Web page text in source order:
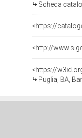
Scheda
<https://
<https://
Puglia, BA,